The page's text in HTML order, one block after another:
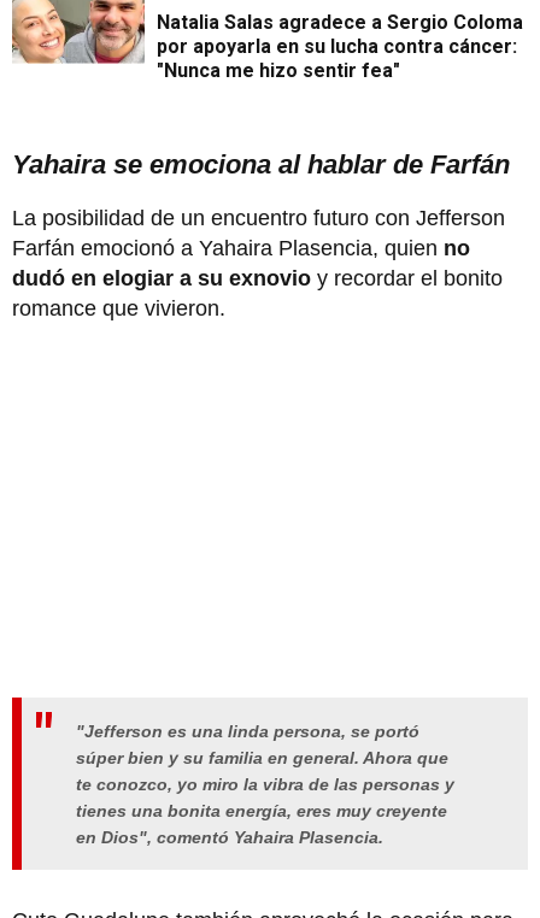
Natalia Salas agradece a Sergio Coloma
por apoyarla en su lucha contra cáncer:
"Nunca me hizo sentir fea"
Yahaira se emociona al hablar de Farfán
La posibilidad de un encuentro futuro con Jefferson
Farfán emocionó a Yahaira Plasencia, quien no
dudó en elogiar a su exnovio y recordar el bonito
romance que vivieron.
"Jefferson es una linda persona, se portó
súper bien y su familia en general. Ahora que
te conozco, yo miro la vibra de las personas y
tienes una bonita energía, eres muy creyente
en Dios", comentó Yahaira Plasencia.